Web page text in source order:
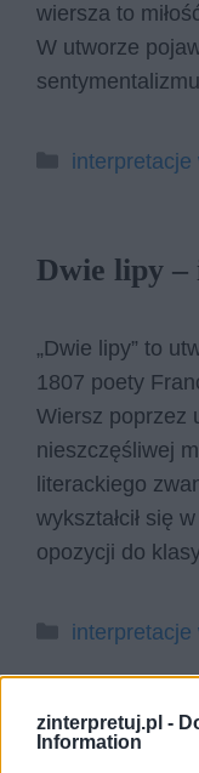
zinterpretuj.pl -
Information
wiersza to
W utworze
Kategorie
interpretacje
Dwie lipy
„Dwie lipy” to
1807 poety
Wiersz poprzez
nieszczęśliwej
literackiego
wykształcił się
opozycji do
Kategorie
interpretacje
Oda do